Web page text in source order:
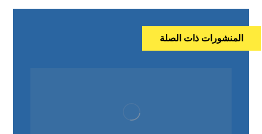
المنشورات ذات الصلة